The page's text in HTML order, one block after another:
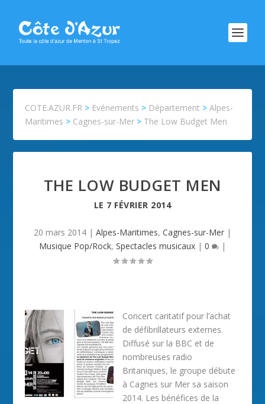
COTE.AZUR.FR > Evénements > Département >Alpes-
Maritimes > Cagnes-sur-Mer > The Low Budget Men
THE LOW BUDGET MEN
LE 7 FÉVRIER 2014
20 mars 2014 | Alpes-Maritimes, Cagnes-sur-Mer |
Musique Pop/Rock, Spectacles musicaux | 0 |
Concert caritatif pour l’achat
de défibrillateurs externes.
Diffusé sur la BBC et de
nombreuses radio
Britaniques, le groupe débute
à Cagnes sur Mer sa saison
2014. Les bénéfices de la